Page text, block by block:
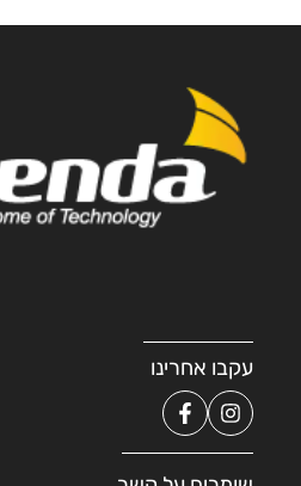
עקבו אחרינו